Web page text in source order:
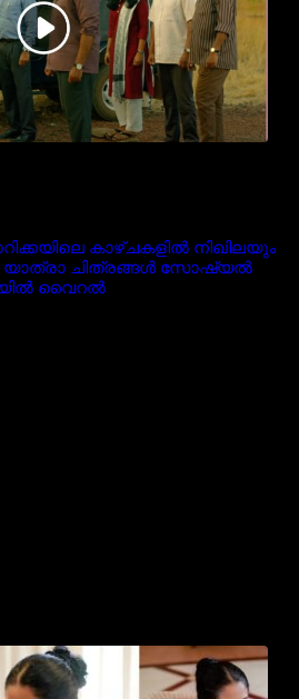
കാഴ്ചകളിൽ നിഖിലയും
യാത്രാ ചിത്രങ്ങൾ സോഷ്യൽ
വൈറൽ
സുന്ദരിയായി മലയിലകളുടെ
നവ്യാ നായർ| Malayalam